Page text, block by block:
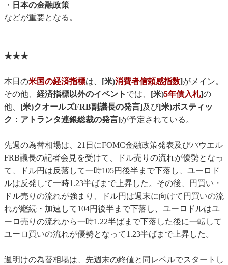
・ 日本の金融政策
などが重要となる。
★★★
本日の米国の経済指標は、 [米)消費者信頼感指数]がメイン。
その他、 経済指標以外のイベント では、 [米)5年債入札]の
他、 [米)クオールズFRB副議長の発言]及び[米)ボスティッ
ク：アトランタ連銀総裁の発言]が予定されている。
先週の為替相場は、21日にFOMC金融政策発表及びパウエル
FRB議長の記者会見を受けて、ドル売りの流れが優勢となっ
て、ドル円は反落して一時105円後半まで下落し、ユーロド
ルは反発して一時1.23半ばまで上昇した。その後、円買い・
ドル売りの流れが強まり、ドル円は週末に向けて円買いの流
れが継続・加速して104円後半まで下落し、ユーロドルはユ
ーロ売りの流れから一時1.22半ばまで下落した後に一転して
ユーロ買いの流れが優勢となって1.23半ばまで上昇した。
週明けの為替相場は、先週末の終値と同レベルでスタートし